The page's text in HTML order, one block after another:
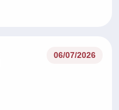
06/07/2026